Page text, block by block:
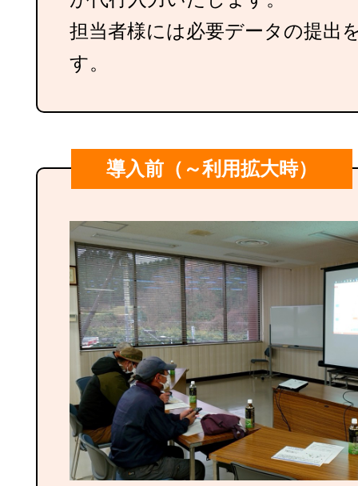
担当者様には必要データの提出
す。
導入前（～利用拡大時）